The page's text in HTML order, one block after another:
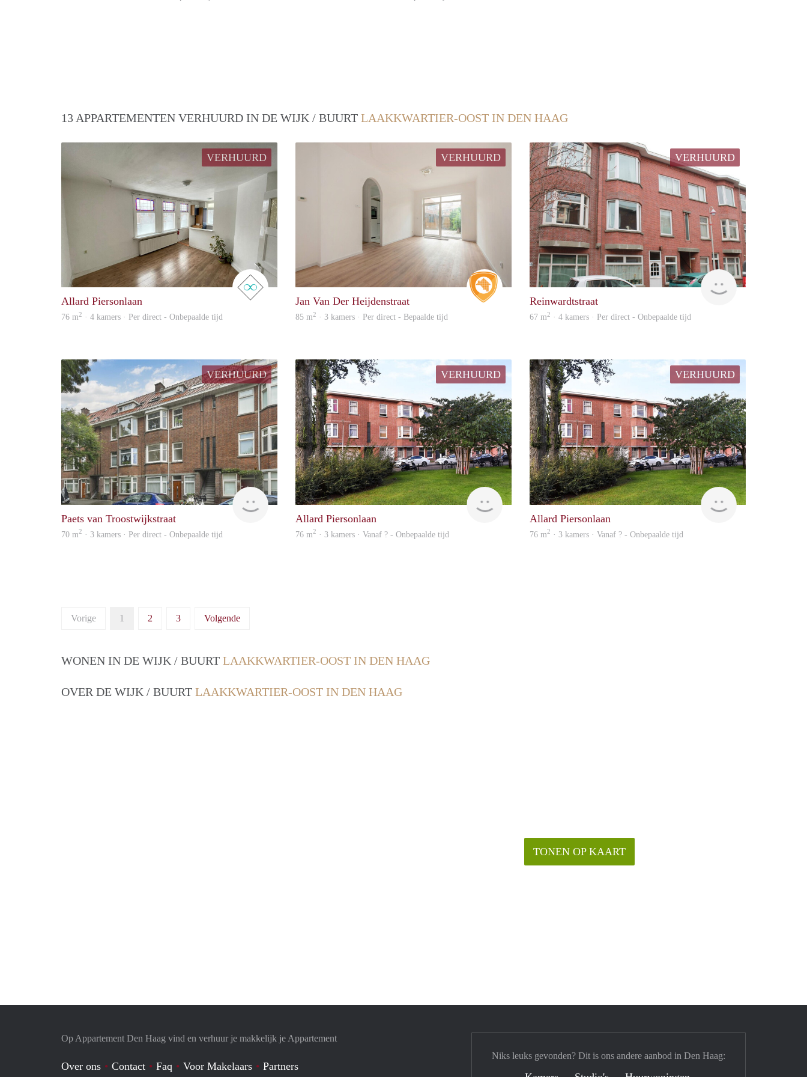
13 APPARTEMENTEN VERHUURD IN DE WIJK / BUURT LAAKKWARTIER-OOST IN DEN HAAG
VERHUURD
real estate
Allard Piersonlaan
76 m2 · 4 kamers · Per direct - Onbepaalde tijd
VERHUURD
Real Estate
Jan Van Der Heijdenstraat
85 m2 · 3 kamers · Per direct - Bepaalde tijd
VERHUURD
Vastgoed
Reinwardtstraat
67 m2 · 4 kamers · Per direct - Onbepaalde tijd
VERHUURD
Vastgoed
Paets van Troostwijkstraat
70 m2 · 3 kamers · Per direct - Onbepaalde tijd
VERHUURD
finder
Allard Piersonlaan
76 m2 · 3 kamers · Vanaf ? - Onbepaalde tijd
VERHUURD
finder
Allard Piersonlaan
76 m2 · 3 kamers · Vanaf ? - Onbepaalde tijd
Vorige 1 2 3 Volgende
WONEN IN DE WIJK / BUURT LAAKKWARTIER-OOST IN DEN HAAG
OVER DE WIJK / BUURT LAAKKWARTIER-OOST IN DEN HAAG
TONEN OP KAART
Op Appartement Den Haag vind en verhuur je makkelijk je Appartement
Over ons Contact Faq Voor Makelaars Partners
Niks leuks gevonden? Dit is ons andere aanbod in Den Haag: